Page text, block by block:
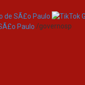
/governosp